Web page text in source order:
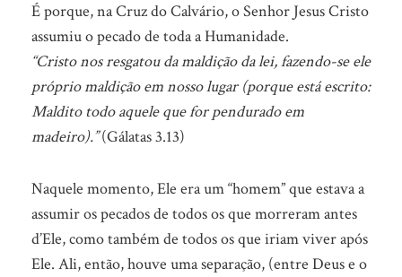
É porque, na Cruz do Calvário, o Senhor Jesus Cristo
assumiu o pecado de toda a Humanidade.
“Cristo nos resgatou da maldição da lei, fazendo-se ele
próprio maldição em nosso lugar (porque está escrito:
Maldito todo aquele que for pendurado em
madeiro).”(Gálatas 3.13)
Naquele momento, Ele era um “homem” que estava a
assumir os pecados de todos os que morreram antes
d’Ele, como também de todos os que iriam viver após
Ele. Ali, então, houve uma separação, (entre Deus e o